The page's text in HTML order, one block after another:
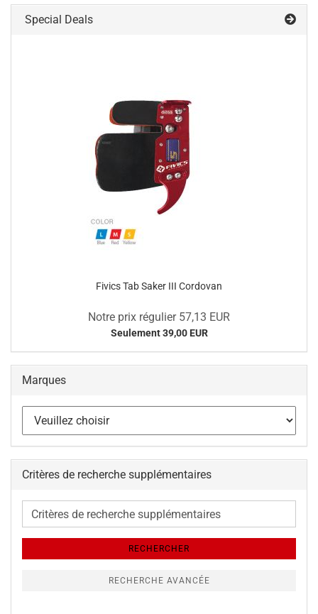
Special Deals
Fivics Tab Saker III Cordovan
Notre prix régulier 57,13 EUR
Seulement 39,00 EUR
Marques
Critères de recherche supplémentaires
Critères
recherche
RECHERCHER
RECHERCHE AVANCÉE